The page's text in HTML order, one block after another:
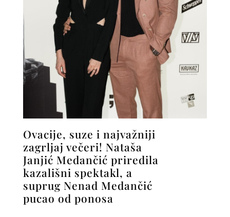
Ovacije, suze i najvažniji
zagrljaj večeri! Nataša
Janjić Medančić priredila
kazališni spektakl, a
suprug Nenad Medančić
pucao od ponosa